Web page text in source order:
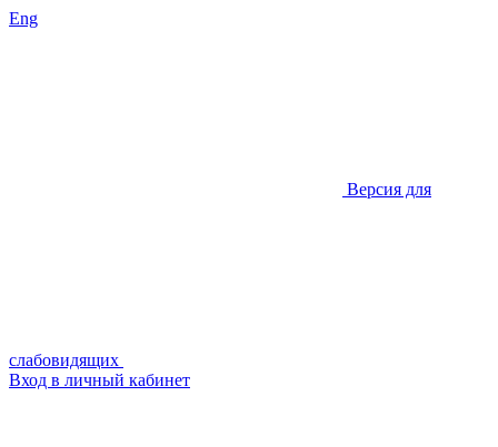
Eng
Версия для
слабовидящих
Вход в личный кабинет